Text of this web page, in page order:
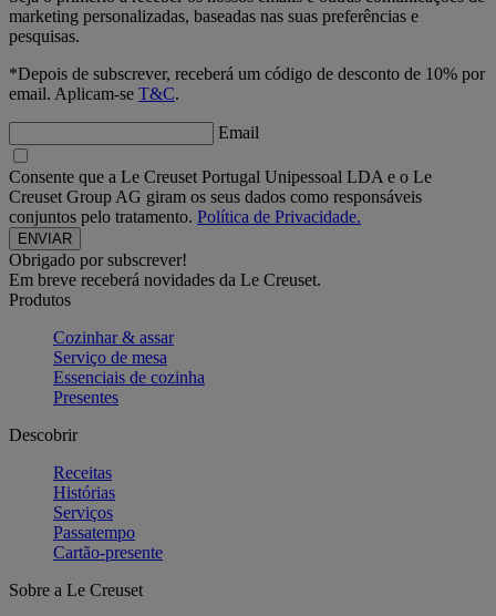
marketing personalizadas, baseadas nas suas preferências e
pesquisas.
*Depois de subscrever, receberá um código de desconto de 10% por
email. Aplicam-se T&C.
Email
Consente que a Le Creuset Portugal Unipessoal LDA e o Le
Creuset Group AG giram os seus dados como responsáveis
conjuntos pelo tratamento. Política de Privacidade.
Obrigado por subscrever!
Em breve receberá novidades da Le Creuset.
Produtos
Cozinhar & assar
Serviço de mesa
Essenciais de cozinha
Presentes
Descobrir
Receitas
Histórias
Serviços
Passatempo
Cartão-presente
Sobre a Le Creuset